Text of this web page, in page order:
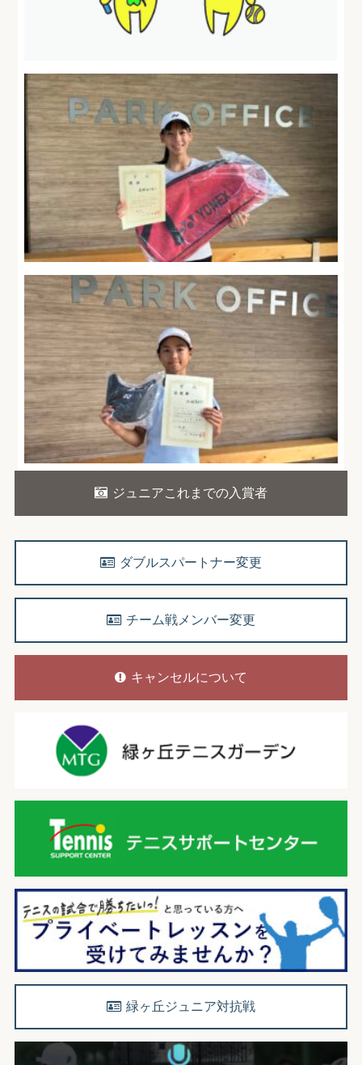
ジュニアこれまでの入賞者
ダブルスパートナー変更
チーム戦メンバー変更
キャンセルについて
緑ヶ丘ジュニア対抗戦